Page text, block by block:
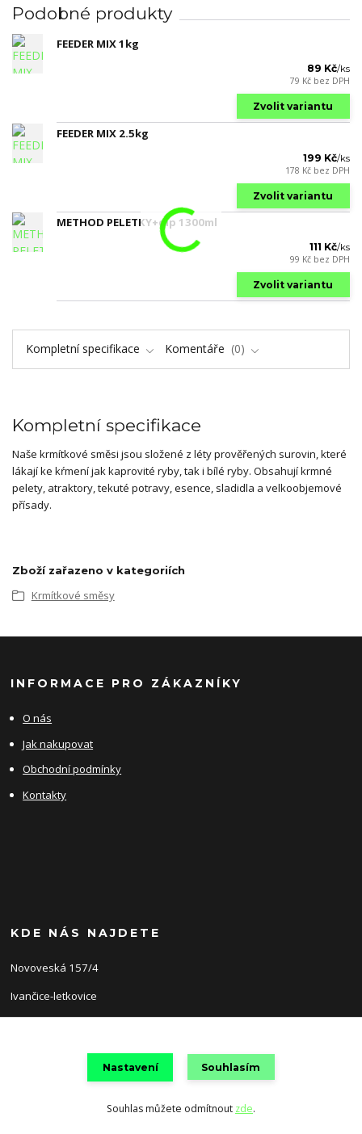
Podobné produkty
FEEDER MIX 1kg
89 Kč/ks
79 Kč bez DPH
Zvolit variantu
FEEDER MIX 2.5kg
199 Kč/ks
178 Kč bez DPH
Zvolit variantu
METHOD PELETKY+dip 1300ml
111 Kč/ks
99 Kč bez DPH
Zvolit variantu
Kompletní specifikace Komentáře 0
Kompletní specifikace
Naše krmítkové směsi jsou složené z léty prověřených surovin, které
lákají ke kŕmení jak kaprovité ryby, tak i bílé ryby. Obsahují krmné
pelety, atraktory, tekuté potravy, esence, sladidla a velkoobjemové
přísady.
Zboží zařazeno v kategoriích
Krmítkové směsy
INFORMACE PRO ZÁKAZNÍKY
O nás
Jak nakupovat
Obchodní podmínky
Kontakty
KDE NÁS NAJDETE
Novoveská 157/4
Ivančice-letkovice
Vytvořeno na Eshop-rychle.cz
Nastavení Souhlasím
Souhlas můžete odmítnout zde.